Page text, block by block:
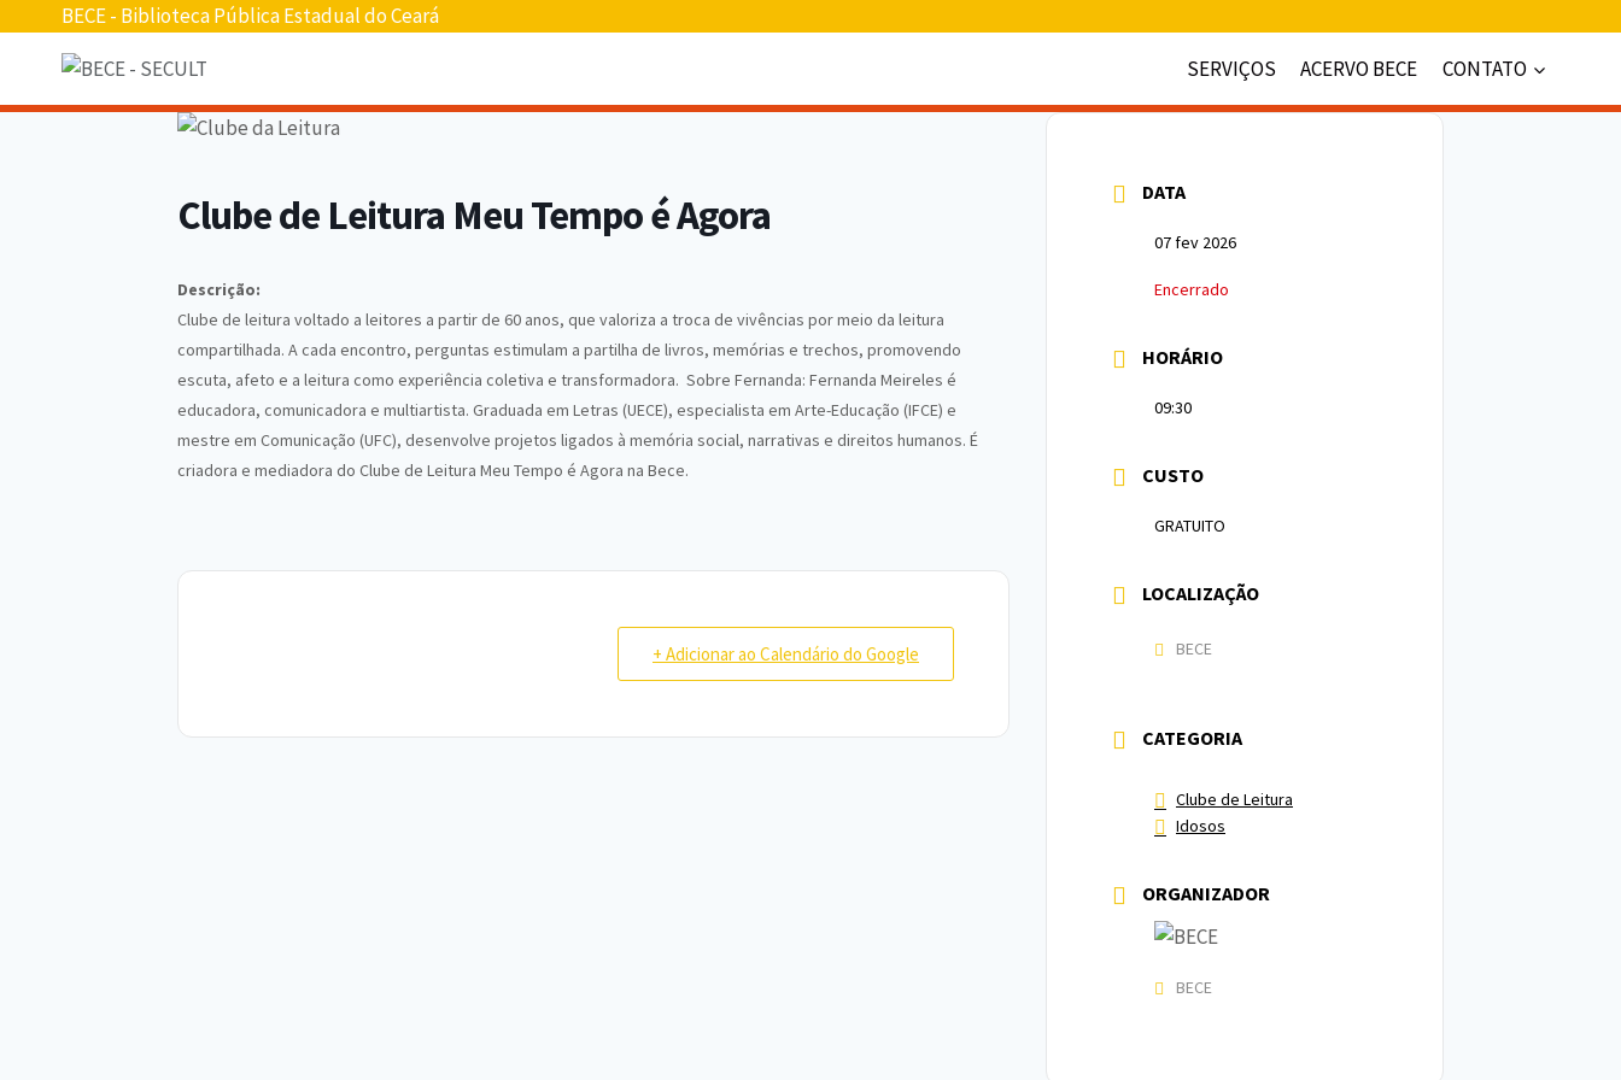
conteúdo
BECE - Biblioteca Pública Estadual do Ceará
SERVIÇOS
ACERVO BECE CONTATO
Clube de Leitura Meu Tempo é Agora
Descrição:
Clube de leitura voltado a leitores a partir de 60 anos, que valoriza a troca de vivências por meio da leitura
compartilhada. A cada encontro, perguntas estimulam a partilha de livros, memórias e trechos, promovendo
escuta, afeto e a leitura como experiência coletiva e transformadora. Sobre Fernanda: Fernanda Meireles é
educadora, comunicadora e multiartista. Graduada em Letras (UECE), especialista em Arte-Educação (IFCE) e
mestre em Comunicação (UFC), desenvolve projetos ligados à memória social, narrativas e direitos humanos. É
criadora e mediadora do Clube de Leitura Meu Tempo é Agora na Bece.
+ Adicionar ao Calendário do Google
DATA
07 fev 2026
Encerrado
HORÁRIO
09:30
CUSTO
GRATUITO
LOCALIZAÇÃO
BECE
CATEGORIA
Clube de Leitura
Idosos
ORGANIZADOR
BECE